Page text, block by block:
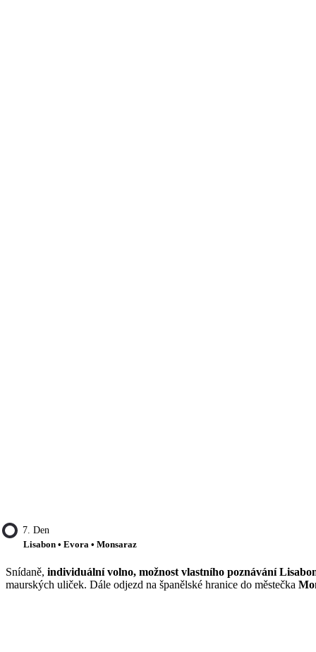
7. Den
Lisabon • Evora • Monsaraz
Snídaně, individuální volno, možnost vlastního poznávání
maurských uliček. Dále odjezd na španělské hranice do městečka